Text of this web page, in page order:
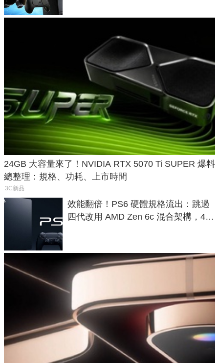
24GB 大容量來了！NVIDIA RTX 5070 Ti SUPER 爆料
總整理：規格、功耗、上市時間
3C新品
效能翻倍！PS6 硬體規格流出：跳過
四代改用 AMD Zen 6c 混合架構，4K